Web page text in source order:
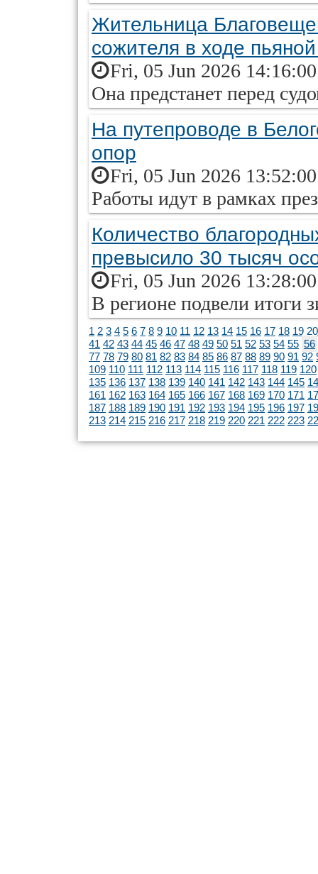
Жительница
сожителя в ходе
Fri, 05 Jun 2026
Она предстанет перед
На путепроводе в
опор
Fri, 05 Jun 2026
Работы идут в рамках
Количество
превысило 30 тысяч
Fri, 05 Jun 2026
В регионе подвели итоги
1 2 3 4 5 6 7 8 9 10 11 12 13 14 15 16 17 18 19 20
41 42 43 44 45 46 47 48 49 50 51 52 53 54 55 56
77 78 79 80 81 82 83 84 85 86 87 88 89 90 91 92
109 110 111 112 113 114 115 116 117 118 119 120
135 136 137 138 139 140 141 142 143 144 145
161 162 163 164 165 166 167 168 169 170 171
187 188 189 190 191 192 193 194 195 196 197
213 214 215 216 217 218 219 220 221 222 223